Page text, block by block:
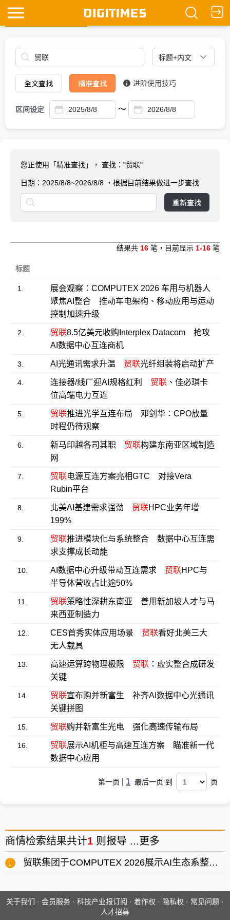
Ask DIGITIMES
全文查找 精准查找 进阶使用技巧
区间设定 ～
您正使用「精准查找」， 查找："贸联"
日期： 2025/8/8~2026/8/8 ，根据目前结果做进一步查找
重新查找
结果共 16 笔，目前显示 1-16 笔
标题
1.
展会观察：COMPUTEX 2026 车用与机器人
聚焦AI整合 推动车电架构、移动应用与运动
控制加速升级
2. 贸联8.5亿美元收购Interplex Datacom 抢攻
AI数据中心互连商机
3. AI光通讯需求升温 贸联光纤组装将启动扩产
4. 连接器/线厂迎AI规格红利 贸联、佳必琪卡
位高端电力互连
5. 贸联推进光学互连布局 邓剑华：CPO放量
时程仍待观察
6. 新马印越各司其职 贸联构建东南亚区域制造
网
7. 贸联电源互连方案亮相GTC 对接Vera
Rubin平台
8. 北美AI基建需求强劲 贸联HPC业务年增
199%
9. 贸联推进模块化与系统整合 数据中心互连需
求支撑成长动能
10. AI数据中心升级带动互连需求 贸联HPC与
半导体营收占比逾50%
11. 贸联策略性深耕东南亚 善用新加坡人才与马
来西亚制造力
12. CES首秀实体应用场景 贸联看好北美三大
无人载具
13. 高速运算跨物理极限 贸联：虚实整合成研发
关键
14. 贸联宣布购并新富生 补齐AI数据中心光通讯
关键拼图
15. 贸联购并新富生光电 强化高速传输布局
16. 贸联展示AI机柜与高速互连方案 瞄准新一代
数据中心应用
第一页 1 最后一页 到 页
商情检索结果共计1 则报导 ... 更多
贸联集团于COMPUTEX 2026展示AI生态系整合互连解决方案
关于我们 · 会员服务 · 科技产业报订阅 · 着作权 · 隐私权 · 常见问题 ·
人才招募